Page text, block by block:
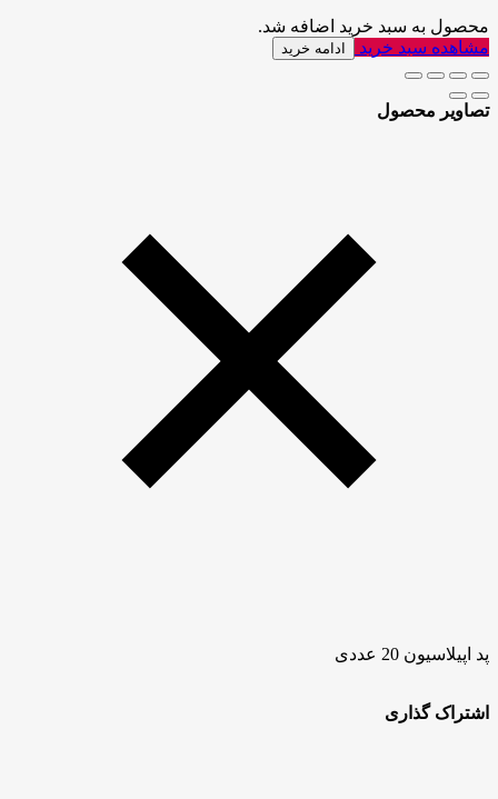
محصول به سبد خرید اضافه شد.
مشاهده سبد خرید
ادامه خرید
تصاویر محصول
پد اپیلاسیون 20 عددی
اشتراک گذاری